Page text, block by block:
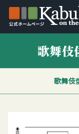
歌舞伎
歌舞伎